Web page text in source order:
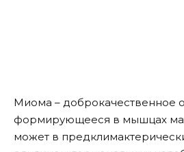
Миома – доброкачественное
формирующееся в мышцах
может в